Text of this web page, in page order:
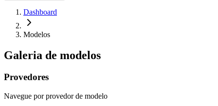
Dashboard
Modelos
Galeria de modelos
Provedores
Navegue por provedor de modelo